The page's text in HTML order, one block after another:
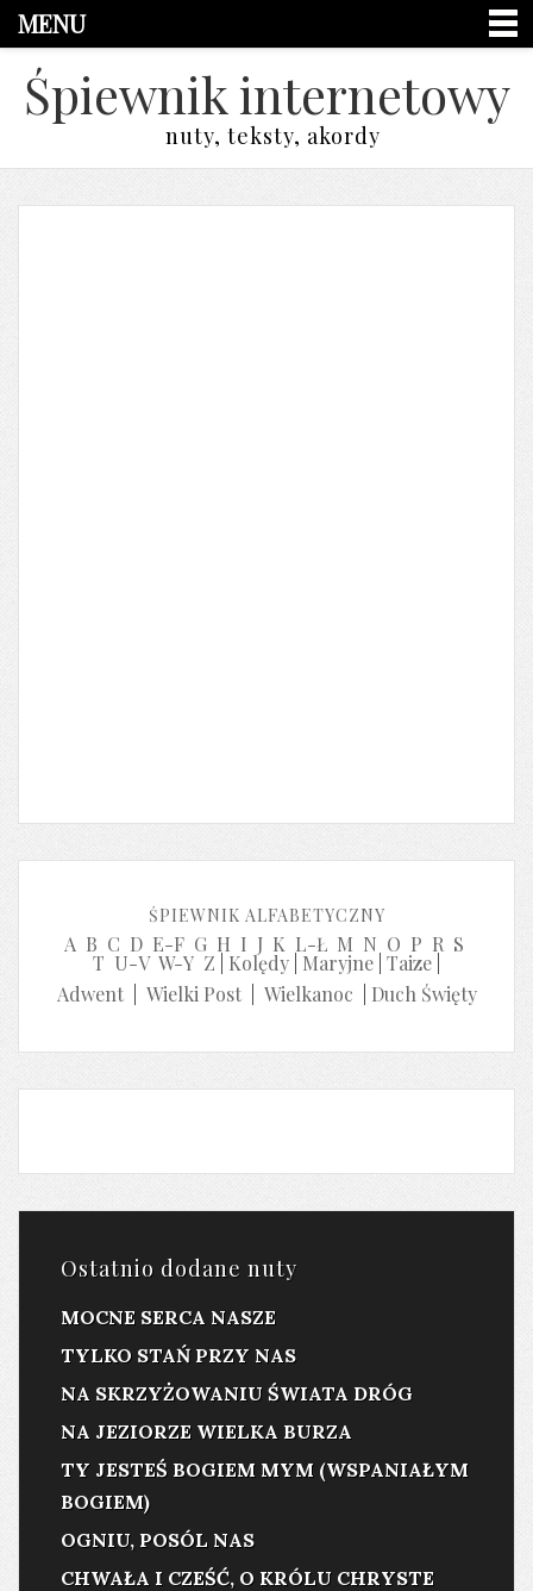
MENU
Śpiewnik internetowy
nuty, teksty, akordy
ŚPIEWNIK ALFABETYCZNY
A B C D E-F G H I J K L-Ł M N O P R S
T U-V W-Y Z Kolędy Maryjne Taize
Adwent| Wielki Post| Wielkanoc Duch Święty
Ostatnio dodane nuty
MOCNE SERCA NASZE
TYLKO STAŃ PRZY NAS
NA SKRZYŻOWANIU ŚWIATA DRÓG
NA JEZIORZE WIELKA BURZA
TY JESTEŚ BOGIEM MYM (WSPANIAŁYM
BOGIEM)
OGNIU, POSÓL NAS
CHWAŁA I CZEŚĆ, O KRÓLU CHRYSTE